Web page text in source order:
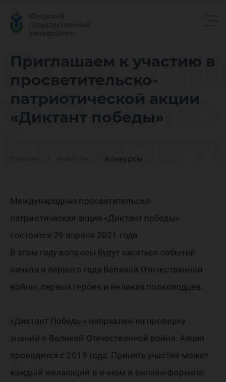
Приглашаем к участию в
просветительско-
патриотической акции
«Диктант победы»
Конкурсы
акции
Международная просветительско-
патриотическая акция «Диктант победы»
состоится 29 апреля 2021 года
В этом году вопросы будут касаться событий
начала и первого года Великой Отечественной
войны, первых героев и великих полководцев.
«Диктант Победы» направлен на проверку
знаний о Великой Отечественной войне. Акция
проводится с 2019 года. Принять участие может
каждый желающий в очном и онлайн-формате.